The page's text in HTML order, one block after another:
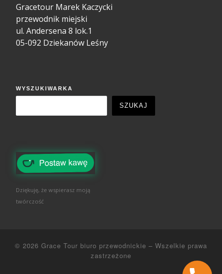
Gracetour Marek Kaczycki
przewodnik miejski
ul. Andersena 8 lok.1
05-092 Dziekanów Leśny
WYSZUKIWARKA
SZUKAJ
Dziękuję, że wspierasz moją
twórczość
© 2026 Grace Tour biuro przewodnickie – Wszelkie prawa
zastrzeżone